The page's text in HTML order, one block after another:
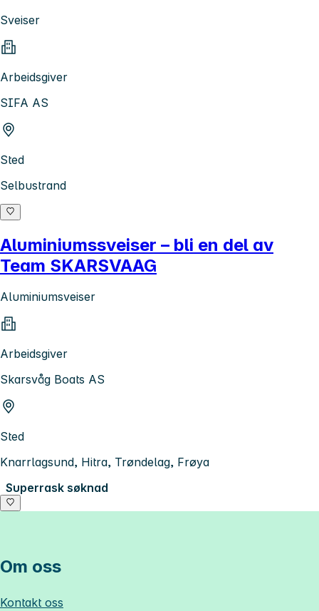
Sveiser
Arbeidsgiver
SIFA AS
Sted
Selbustrand
Aluminiumssveiser – bli en del av
Team SKARSVAAG
Aluminiumsveiser
Arbeidsgiver
Skarsvåg Boats AS
Sted
Knarrlagsund, Hitra, Trøndelag, Frøya
Superrask søknad
Om oss
Kontakt oss